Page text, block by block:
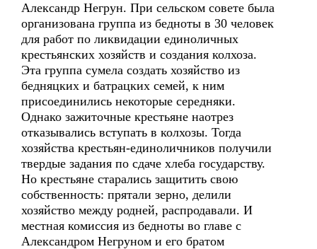
Александр Негрун. При сельском совете была
организована группа из бедноты в 30 человек
для работ по ликвидации единоличных
крестьянских хозяйств и создания колхоза.
Эта группа сумела создать хозяйство из
бедняцких и батрацких семей, к ним
присоединились некоторые середняки.
Однако зажиточные крестьяне наотрез
отказывались вступать в колхозы. Тогда
хозяйства крестьян-единоличников получили
твердые задания по сдаче хлеба государству.
Но крестьяне старались защитить свою
собственность: прятали зерно, делили
хозяйство между родней, распродавали. И
местная комиссия из бедноты во главе с
Александром Негруном и его братом